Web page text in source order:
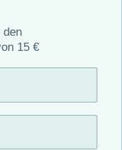
den
15 €